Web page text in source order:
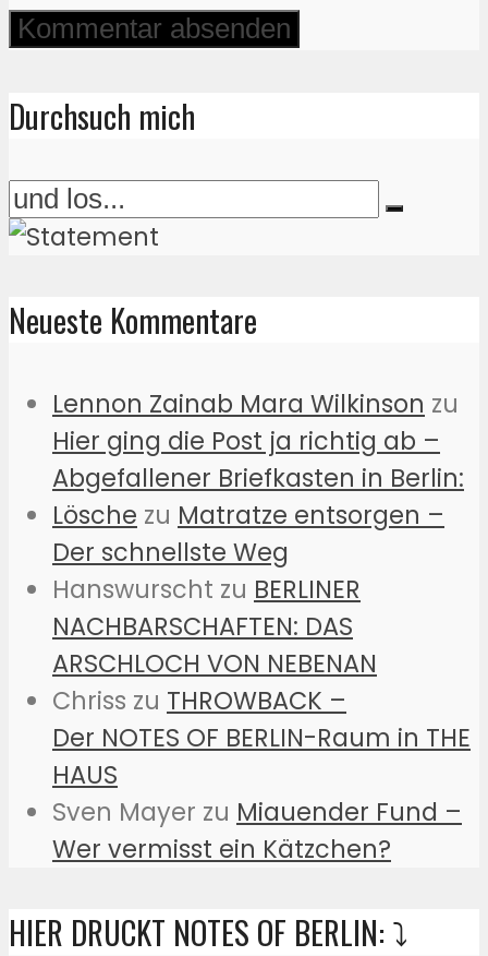
Durchsuch mich
Neueste Kommentare
Lennon Zainab Mara Wilkinson zu
Hier ging die Post ja richtig ab –
Abgefallener Briefkasten in Berlin:
Lösche zu Matratze entsorgen –
Der schnellste Weg
Hanswurscht zu BERLINER
NACHBARSCHAFTEN: DAS
ARSCHLOCH VON NEBENAN
Chriss zu THROWBACK –
Der NOTES OF BERLIN-Raum in THE
HAUS
Sven Mayer zu Miauender Fund –
Wer vermisst ein Kätzchen?
HIER DRUCKT NOTES OF BERLIN: ⤵️